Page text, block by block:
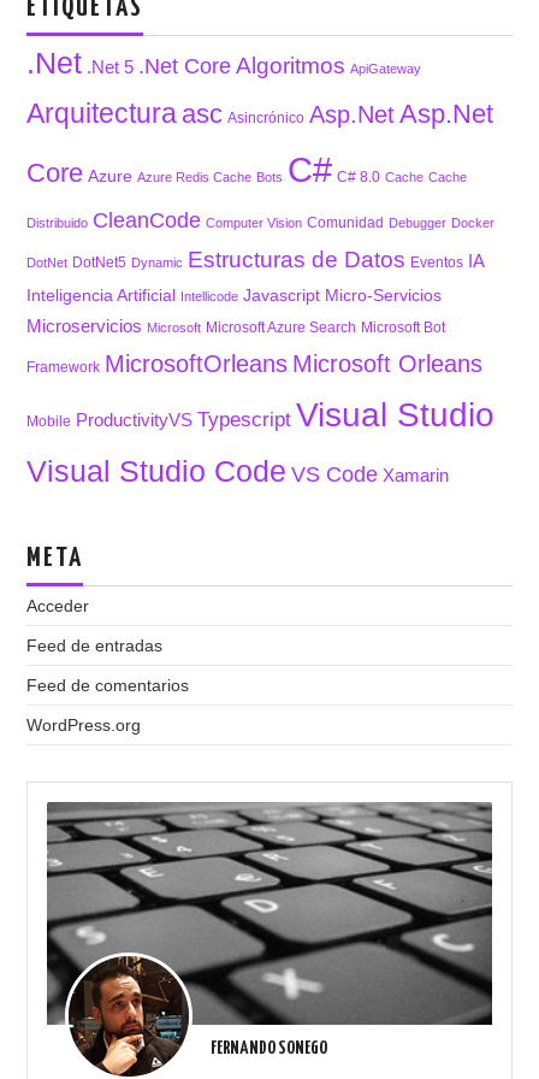
ETIQUETAS
.Net .Net 5 .Net Core Algoritmos ApiGateway
Arquitectura asc Asincrónico Asp.Net Asp.Net
Core Azure Azure Redis Cache Bots C# C# 8.0 Cache Cache
Distribuido CleanCode Computer Vision Comunidad Debugger Docker
DotNet DotNet5 Dynamic Estructuras de Datos Eventos IA
Inteligencia Artificial Intellicode Javascript Micro-Servicios
Microservicios Microsoft Microsoft Azure Search Microsoft Bot
Framework MicrosoftOrleans Microsoft Orleans
Mobile ProductivityVS Typescript Visual Studio
Visual Studio Code VS Code Xamarin
META
Acceder
Feed de entradas
Feed de comentarios
WordPress.org
FERNANDO SONEGO